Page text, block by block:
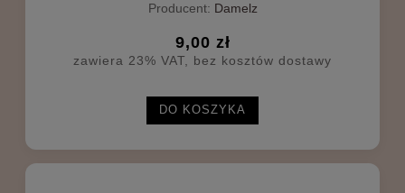
Producent: Damelz
9,00 zł
zawiera 23% VAT, bez kosztów dostawy
DO KOSZYKA